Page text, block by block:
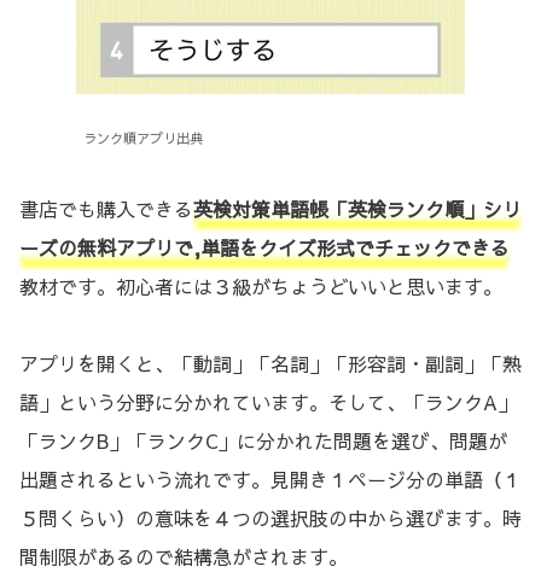
ランク順アプリ出典
書店でも購入できる英検対策単語帳「英検ランク順」シリ
ーズの無料アプリで,単語をクイズ形式でチェックできる
教材です。初心者には３級がちょうどいいと思います。
アプリを開くと、「動詞」「名詞」「形容詞・副詞」「熟
語」という分野に分かれています。そして、「ランクA」
「ランクB」「ランクC」に分かれた問題を選び、問題が
出題されるという流れです。見開き１ページ分の単語（１
５問くらい）の意味を４つの選択肢の中から選びます。時
間制限があるので結構急がされます。